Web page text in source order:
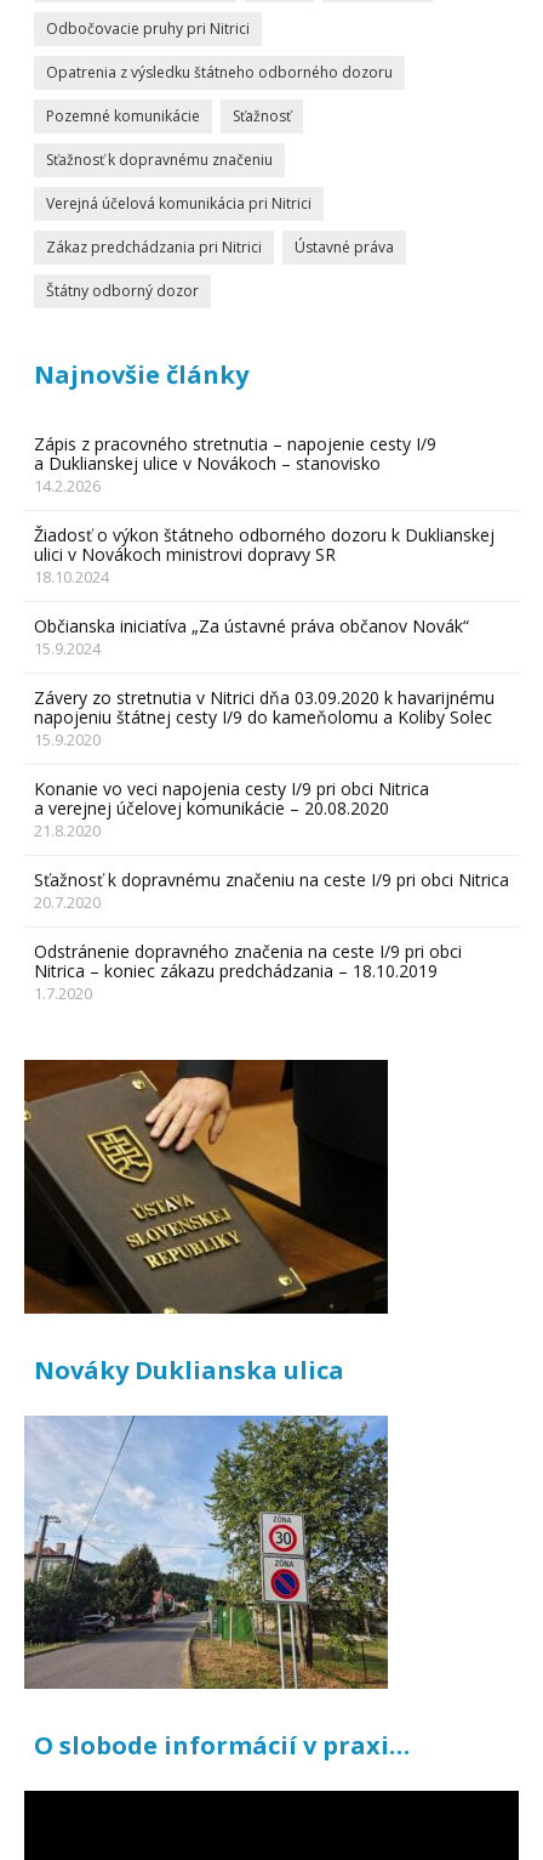
Odbočovacie pruhy pri Nitrici
Opatrenia z výsledku štátneho odborného dozoru
Pozemné komunikácie Sťažnosť
Sťažnosť k dopravnému značeniu
Verejná účelová komunikácia pri Nitrici
Zákaz predchádzania pri Nitrici Ústavné práva
Štátny odborný dozor
Najnovšie články
Zápis z pracovného stretnutia – napojenie cesty I/9
a Duklianskej ulice v Novákoch – stanovisko
14.2.2026
Žiadosť o výkon štátneho odborného dozoru k Duklianskej
ulici v Novákoch ministrovi dopravy SR
18.10.2024
Občianska iniciatíva „Za ústavné práva občanov Novák“
15.9.2024
Závery zo stretnutia v Nitrici dňa 03.09.2020 k havarijnému
napojeniu štátnej cesty I/9 do kameňolomu a Koliby Solec
15.9.2020
Konanie vo veci napojenia cesty I/9 pri obci Nitrica
a verejnej účelovej komunikácie – 20.08.2020
21.8.2020
Sťažnosť k dopravnému značeniu na ceste I/9 pri obci Nitrica
20.7.2020
Odstránenie dopravného značenia na ceste I/9 pri obci
Nitrica – koniec zákazu predchádzania – 18.10.2019
1.7.2020
Nováky Duklianska ulica
O slobode informácií v praxi…